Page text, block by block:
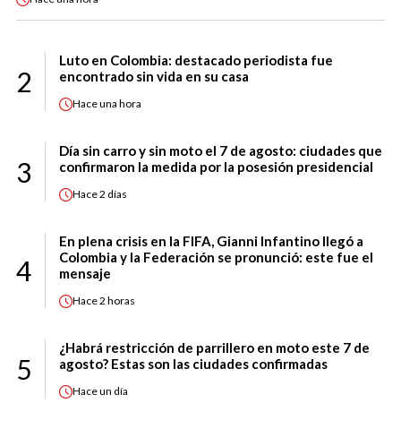
2
Luto en Colombia: destacado periodista fue
encontrado sin vida en su casa
Haceuna hora
3
Día sin carro y sin moto el 7 de agosto: ciudades que
confirmaron la medida por la posesión presidencial
Hace2 días
4
En plena crisis en la FIFA, Gianni Infantino llegó a
Colombia y la Federación se pronunció: este fue el
mensaje
Hace2 horas
5
¿Habrá restricción de parrillero en moto este 7 de
agosto? Estas son las ciudades confirmadas
Haceun día